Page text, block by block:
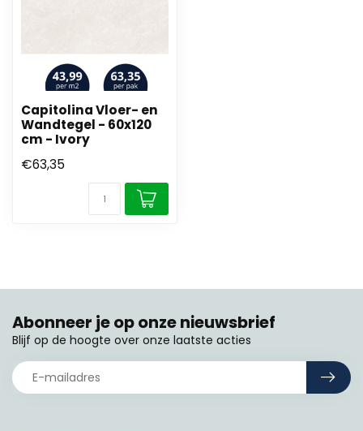
Capitolina Vloer- en
Wandtegel - 60x120
cm - Ivory
€63,35
Abonneer je op onze nieuwsbrief
Blijf op de hoogte over onze laatste acties